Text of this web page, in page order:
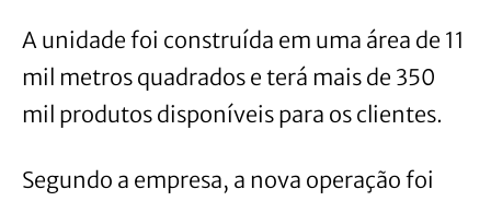
A unidade foi construída em uma área de 11
mil metros quadrados e terá mais de 350
mil produtos disponíveis para os clientes.
Segundo a empresa, a nova operação foi